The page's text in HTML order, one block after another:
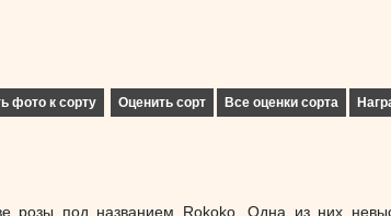
фото к сорту Оценить сорт Все оценки сорта
розы под названием Rokoko. Одна из них